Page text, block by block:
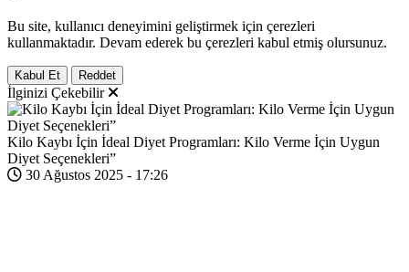
Bu site, kullanıcı deneyimini geliştirmek için çerezleri
kullanmaktadır. Devam ederek bu çerezleri kabul etmiş olursunuz.
Kabul Et Reddet
İlginizi Çekebilir
Kilo Kaybı İçin İdeal Diyet Programları: Kilo Verme İçin Uygun
Diyet Seçenekleri”
30 Ağustos 2025 - 17:26